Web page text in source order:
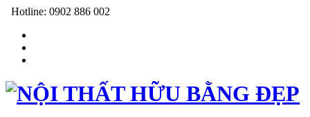
Hotline: 0902 886 002